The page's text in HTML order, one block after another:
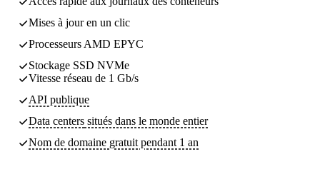
Mises à jour en un clic
Processeurs AMD EPYC
Stockage SSD NVMe
Vitesse réseau de 1 Gb/s
API publique
Data centers situés dans le monde entier
Nom de domaine gratuit pendant 1 an